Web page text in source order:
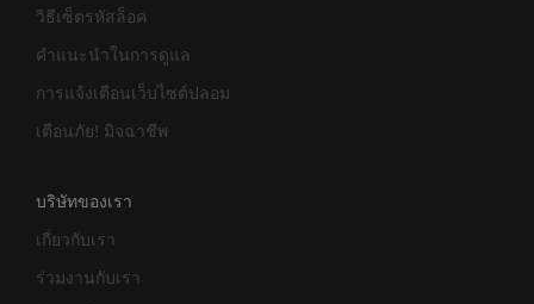
วิธีเซ็ตรหัสล็อค
คำแนะนำในการดูแล
การแจ้งเตือนเว็บไซต์ปลอม
เตือนภัย! มิจฉาชีพ
บริษัทของเรา
เกี่ยวกับเรา
ร่วมงานกับเรา